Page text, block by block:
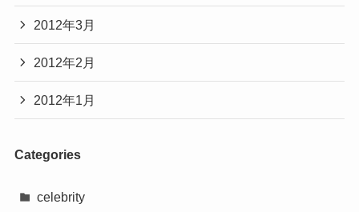
2012年3月
2012年2月
2012年1月
Categories
celebrity